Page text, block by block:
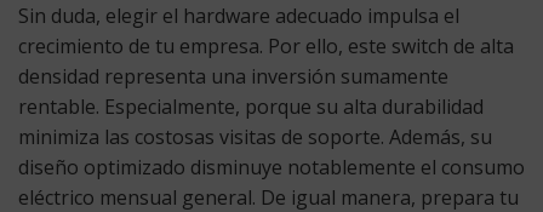
Sin duda, elegir el hardware adecuado impulsa el
crecimiento de tu empresa. Por ello, este switch de alta
densidad representa una inversión sumamente
rentable. Especialmente, porque su alta durabilidad
minimiza las costosas visitas de soporte. Además, su
diseño optimizado disminuye notablemente el consumo
eléctrico mensual general. De igual manera, prepara tu